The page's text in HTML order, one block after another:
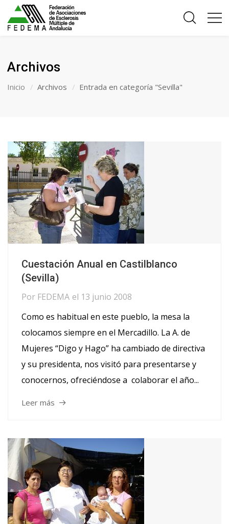
Archivos
Inicio Archivos Entrada en categoría "Sevilla"
Cuestación Anual en Castilblanco
(Sevilla)
Por FEDEMA el 13 junio 2008
Como es habitual en este pueblo, la mesa la
colocamos siempre en el Mercadillo. La A. de
Mujeres “Digo y Hago” ha cambiado de directiva
y su presidenta, nos visitó para presentarse y
conocernos, ofreciéndose a colaborar el año...
Leer más